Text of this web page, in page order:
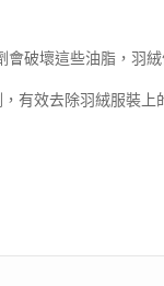
破壞這些油脂，羽絨
有效去除羽絨服裝上